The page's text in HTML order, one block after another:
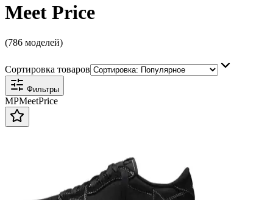
Meet Price
(786 моделей)
Сортировка товаров
Фильтры
MPMeetPrice